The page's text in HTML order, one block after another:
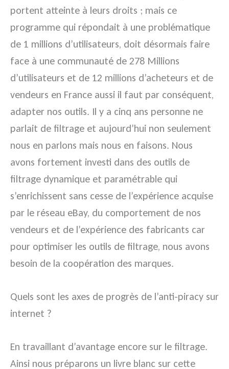
portent atteinte à leurs droits ; mais ce
programme qui répondait à une problématique
de 1 millions d’utilisateurs, doit désormais faire
face à une communauté de 278 Millions
d’utilisateurs et de 12 millions d’acheteurs et de
vendeurs en France aussi il faut par conséquent,
adapter nos outils. Il y a cinq ans personne ne
parlait de filtrage et aujourd’hui non seulement
nous en parlons mais nous en faisons. Nous
avons fortement investi dans des outils de
filtrage dynamique et paramétrable qui
s’enrichissent sans cesse de l’expérience acquise
par le réseau eBay, du comportement de nos
vendeurs et de l’expérience des fabricants car
pour optimiser les outils de filtrage, nous avons
besoin de la coopération des marques.
Quels sont les axes de progrès de l’anti-piracy sur
internet ?
En travaillant d’avantage encore sur le filtrage.
Ainsi nous préparons un livre blanc sur cette